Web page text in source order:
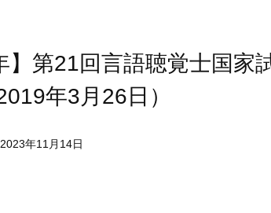
】第21回言語聴覚士国家
年3月26日）
2023年11月14日